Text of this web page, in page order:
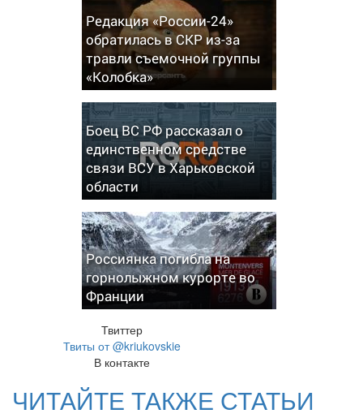
Редакция «России-24»
обратилась в СКР из-за
травли съемочной группы
«Колобка»
Боец ВС РФ рассказал о
единственном средстве
связи ВСУ в Харьковской
области
Россиянка погибла на
горнолыжном курорте во
Франции
Твиттер
Твиты от @kriukovskie
В контакте
ЧИТАЙТЕ ТАКЖЕ СТАТЬИ